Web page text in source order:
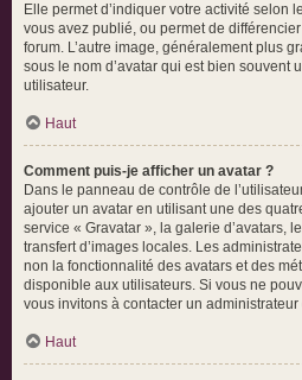
Elle permet d’indiquer votre activité selon
vous avez publié, ou permet de
forum. L’autre image, généralement plus
sous le nom d’avatar qui est bien souvent
utilisateur.
Haut
Comment puis-je afficher un avatar ?
Dans le panneau de contrôle de
ajouter un avatar en utilisant une des
service « Gravatar », la galerie d’avatars,
transfert d’images locales. Les
non la fonctionnalité des avatars et des
disponible aux utilisateurs. Si vous ne
vous invitons à contacter un administrateur
Haut